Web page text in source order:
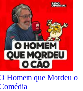
Homem que Mordeu o